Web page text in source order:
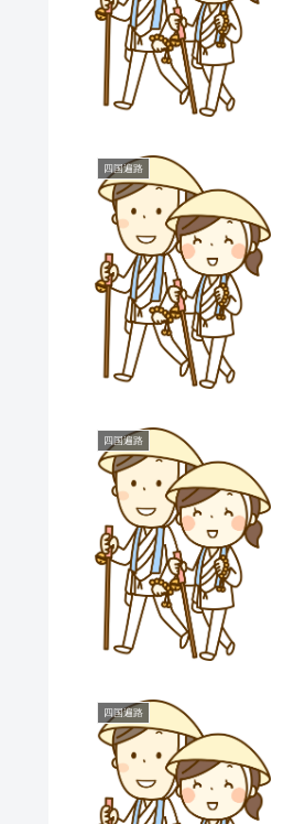
四国遍路
四国遍路
四国遍路